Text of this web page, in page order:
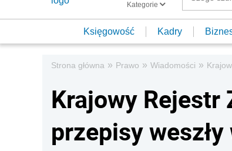
Kategorie
Księgowość Kadry
Strona główna » Prawo » Wiadomości »
Krajowy Rejestr
przepisy